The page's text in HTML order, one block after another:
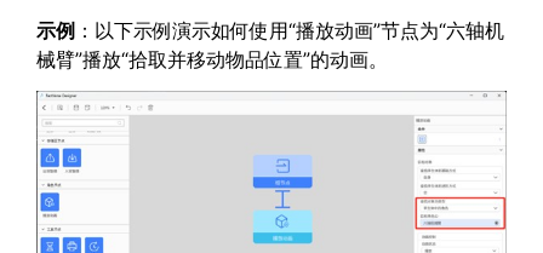
示例 ：以下示例演示如何使用“播放动画”节点为“六轴机
械臂”播放“拾取并移动物品位置”的动画。